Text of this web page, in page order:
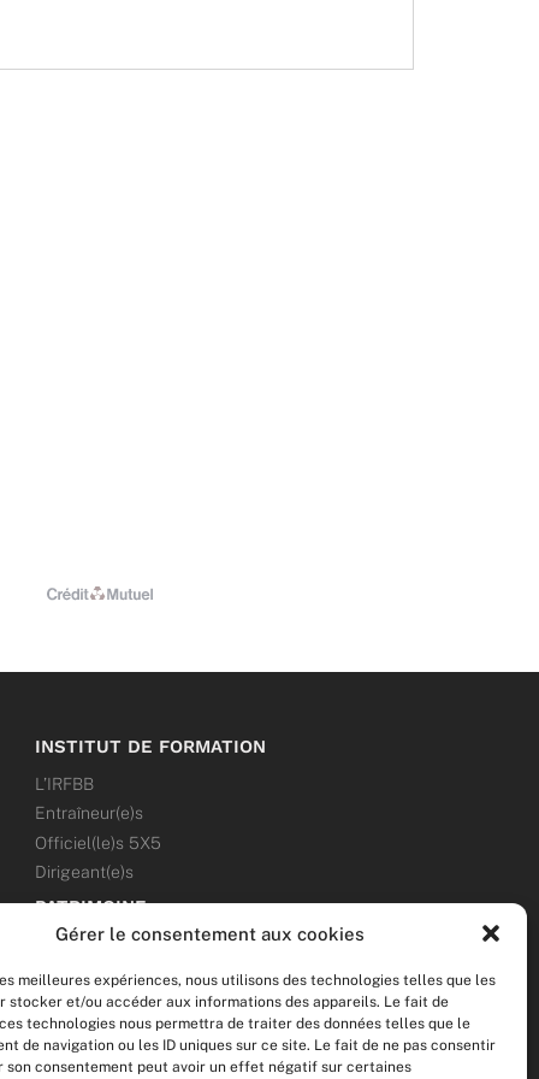
Gérer le consentement aux cookies
meilleures expériences, nous utilisons des technologies telles que les
stocker et/ou accéder aux informations des appareils. Le fait de
technologies nous permettra de traiter des données telles que le
de navigation ou les ID uniques sur ce site. Le fait de ne pas consentir
son consentement peut avoir un effet négatif sur certaines
INSTITUT DE FORMATION
L’IRFBB
Entraîneur(e)s
Officiel(le)s 5X5
Dirigeant(e)s
PATRIMOINE
ÉVÉNEMENTS
NOS RÉSEAUX SOCIAUX